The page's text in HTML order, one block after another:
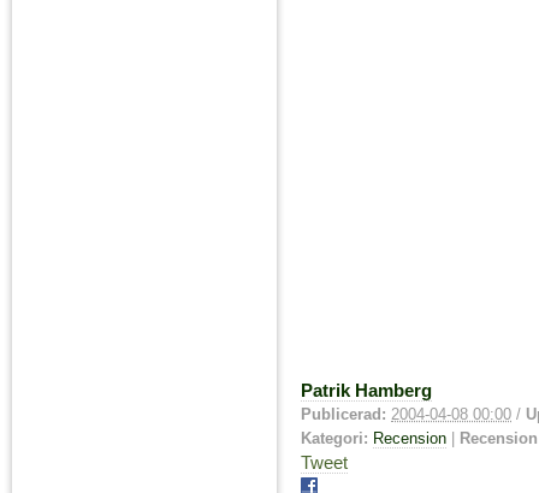
Patrik Hamberg
Publicerad: 2004-04-08 00:00 /
Kategori: Recension
Tweet